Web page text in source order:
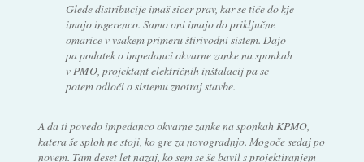
Glede distribucije imaš sicer prav, kar se tiče do kje
imajo ingerenco. Samo oni imajo do priključne
omarice v vsakem primeru štirivodni sistem. Dajo
pa podatek o impedanci okvarne zanke na sponkah
v PMO, projektant električnih inštalacij pa se
potem odloči o sistemu znotraj stavbe.
A da ti povedo impedanco okvarne zanke na sponkah KPMO,
katera še sploh ne stoji, ko gre za novogradnjo. Mogoče sedaj po
novem. Tam deset let nazaj, ko sem se še bavil s projektiranjem